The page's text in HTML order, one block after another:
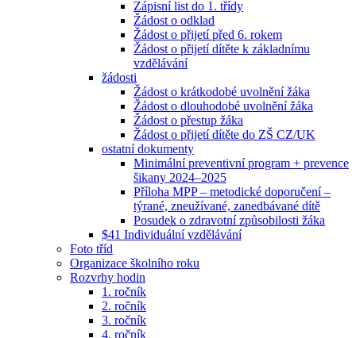
Zápisní list do 1. třídy
Žádost o odklad
Žádost o přijetí před 6. rokem
Žádost o přijetí dítěte k základnímu
vzdělávání
žádosti
Žádost o krátkodobé uvolnění žáka
Žádost o dlouhodobé uvolnění žáka
Žádost o přestup žáka
Žádost o přijetí dítěte do ZŠ CZ/UK
ostatní dokumenty
Minimální preventivní program + prevence
šikany 2024–2025
Příloha MPP – metodické doporučení –
týrané, zneužívané, zanedbávané dítě
Posudek o zdravotní způsobilosti žáka
$41 Individuální vzdělávání
Foto tříd
Organizace školního roku
Rozvrhy hodin
1. ročník
2. ročník
3. ročník
4. ročník